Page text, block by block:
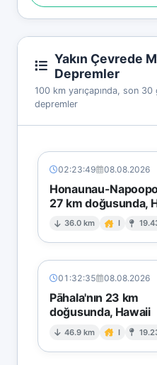
Yakın Çevrede
Depremler
100 km yarıçapında, son
depremler
02:23:49 08.08.2026
Honaunau-
27 km doğusunda,
36.0 km I
01:32:35 08.08.2026
Pāhala'nın 23 km
doğusunda, Hawaii
46.9 km I